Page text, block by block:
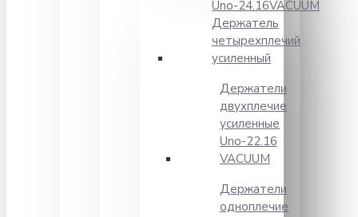
Unо-24.16VACUUM
Держатель
четырехплечий
усиленный
Держатели
двухплечие
усиленные
Unо-22.16
VACUUM
Держатели
одноплечие